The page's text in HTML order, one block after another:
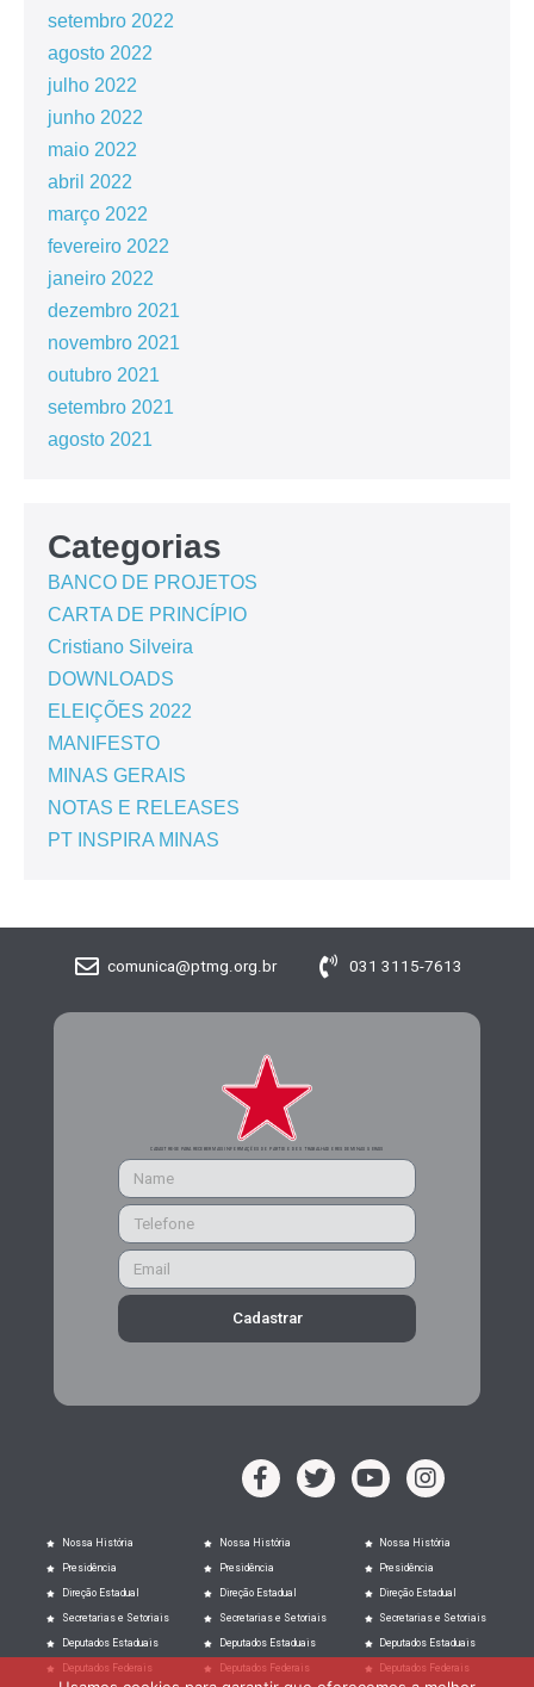
setembro 2022
agosto 2022
julho 2022
junho 2022
maio 2022
abril 2022
março 2022
fevereiro 2022
janeiro 2022
dezembro 2021
novembro 2021
outubro 2021
setembro 2021
agosto 2021
Categorias
BANCO DE PROJETOS
CARTA DE PRINCÍPIO
Cristiano Silveira
DOWNLOADS
ELEIÇÕES 2022
MANIFESTO
MINAS GERAIS
NOTAS E RELEASES
PT INSPIRA MINAS
comunica@ptmg.org.br 031 3115-7613
CADASTRE-SE PARA RECEBER MAIS INFORMAÇÕES DO PARTIDO DOS TRABALHADORES DE MINAS GERAIS
Cadastrar
Nossa História
Presidência
Direção Estadual
Secretarias e Setoriais
Deputados Estaduais
Deputados Federais
Nossa História
Presidência
Direção Estadual
Secretarias e Setoriais
Deputados Estaduais
Deputados Federais
Nossa História
Presidência
Direção Estadual
Secretarias e Setoriais
Deputados Estaduais
Deputados Federais